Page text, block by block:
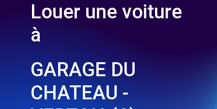
Louer une voiture
à
GARAGE DU
CHATEAU -